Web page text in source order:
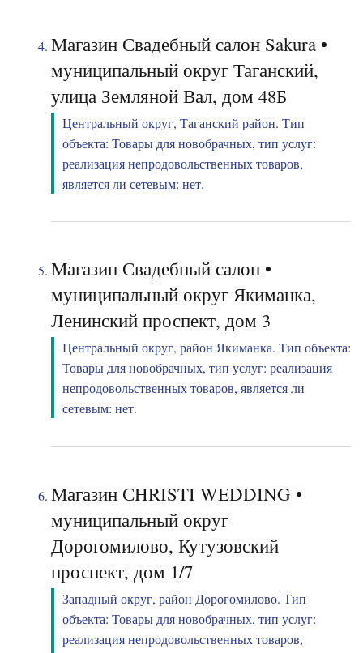
Магазин Свадебный салон Sakura •
муниципальный округ Таганский,
улица Земляной Вал, дом 48Б
Центральный округ, Таганский район. Тип
объекта: Товары для новобрачных, тип услуг:
реализация непродовольственных товаров,
является ли сетевым: нет.
Магазин Свадебный салон •
муниципальный округ Якиманка,
Ленинский проспект, дом 3
Центральный округ, район Якиманка. Тип объекта:
Товары для новобрачных, тип услуг: реализация
непродовольственных товаров, является ли
сетевым: нет.
Магазин СHRISTI WEDDING •
муниципальный округ
Дорогомилово, Кутузовский
проспект, дом 1/7
Западный округ, район Дорогомилово. Тип
объекта: Товары для новобрачных, тип услуг:
реализация непродовольственных товаров,